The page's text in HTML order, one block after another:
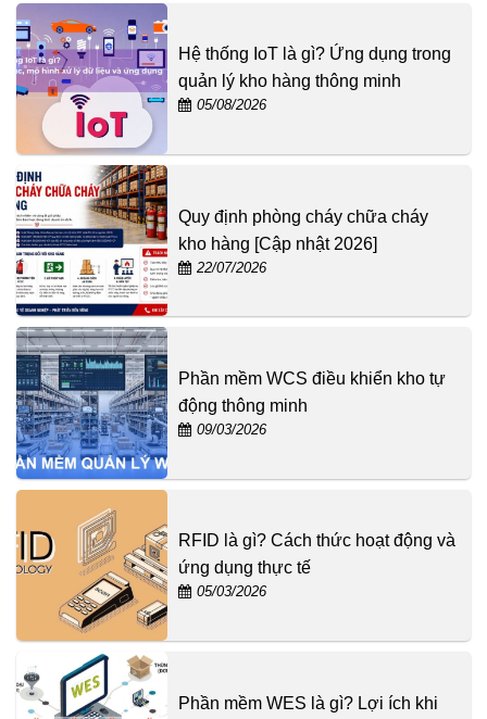
Hệ thống IoT là gì? Ứng dụng trong
quản lý kho hàng thông minh
05/08/2026
Quy định phòng cháy chữa cháy
kho hàng [Cập nhật 2026]
22/07/2026
Phần mềm WCS điều khiển kho tự
động thông minh
09/03/2026
RFID là gì? Cách thức hoạt động và
ứng dụng thực tế
05/03/2026
Phần mềm WES là gì? Lợi ích khi